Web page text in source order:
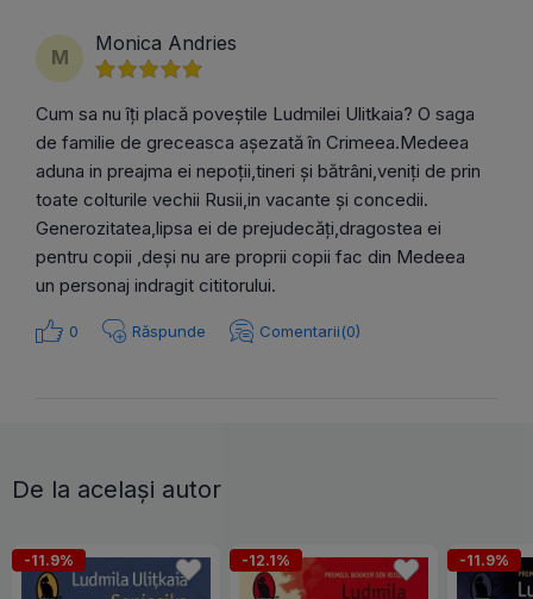
M
Monica Andries
Cum sa nu îți placă poveștile Ludmilei Ulitkaia? O saga
de familie de greceasca așezată în Crimeea.Medeea
aduna in preajma ei nepoții,tineri și bătrâni,veniți de prin
toate colturile vechii Rusii,in vacante și concedii.
Generozitatea,lipsa ei de prejudecăți,dragostea ei
pentru copii ,deși nu are proprii copii fac din Medeea
un personaj indragit cititorului.
0 Răspunde Comentarii(0)
De la același autor
-11.9% -12.1% -11.9%